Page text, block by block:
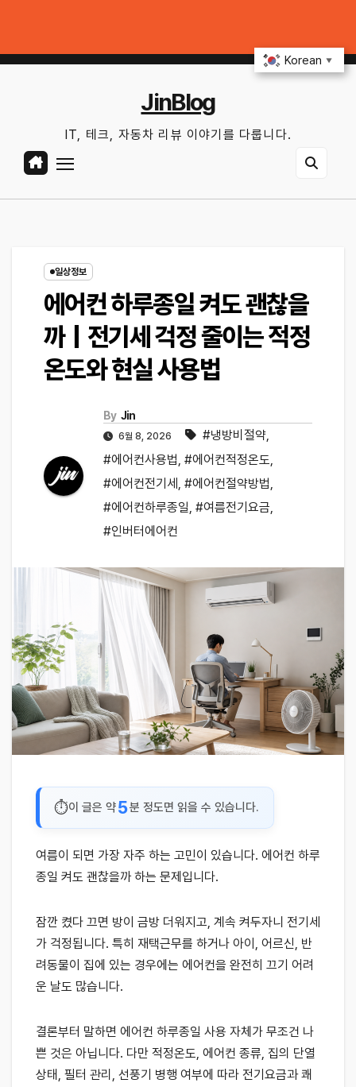
content
JinBlog
IT, 테크, 자동차 리뷰 이야기를 다룹니다.
일상정보
에어컨 하루종일 켜도 괜찮을
까｜전기세 걱정 줄이는 적정
온도와 현실 사용법
By Jin
6월 8, 2026 #냉방비절약,
#에어컨사용법, #에어컨적정온도,
#에어컨전기세 , #에어컨절약방법,
#에어컨하루종일, #여름전기요금,
#인버터에어컨
이 글은 약5분 정도면 읽을 수 있습니다.
여름이 되면 가장 자주 하는 고민이 있습니다. 에어컨 하루
종일 켜도 괜찮을까 하는 문제입니다.
잠깐 켰다 끄면 방이 금방 더워지고, 계속 켜두자니 전기세
가 걱정됩니다. 특히 재택근무를 하거나 아이, 어르신, 반
려동물이 집에 있는 경우에는 에어컨을 완전히 끄기 어려
운 날도 많습니다.
결론부터 말하면 에어컨 하루종일 사용 자체가 무조건 나
쁜 것은 아닙니다. 다만 적정온도, 에어컨 종류, 집의 단열
상태, 필터 관리, 선풍기 병행 여부에 따라 전기요금과 쾌
Korean ▼